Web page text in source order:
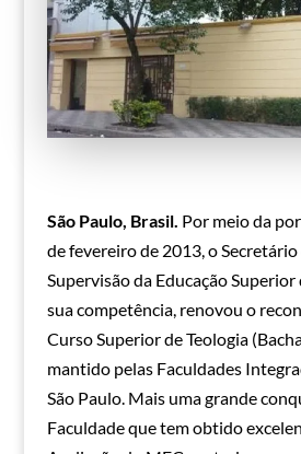
São Paulo, Brasil. Por meio da
de fevereiro de 2013, o Secretário
Supervisão da Educação
sua competência, renovou o
Curso Superior de Teologia
mantido pelas Faculdades
São Paulo. Mais uma grande
Faculdade que tem obtido